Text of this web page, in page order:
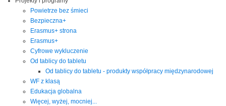
Powietrze bez śmieci
Bezpieczna+
Erasmus+ strona
Erasmus+
Cyfrowe wykluczenie
Od tablicy do tabletu
Od tablicy do tabletu - produkty współpracy międzynarodowej
WF z klasą
Edukacja globalna
Więcej, wyżej, mocniej...